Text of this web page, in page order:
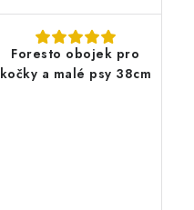
Foresto obojek pro
kočky a malé psy 38cm